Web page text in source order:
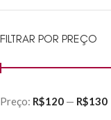
FILTRAR POR PREÇO
Preço: R$120 — R$130